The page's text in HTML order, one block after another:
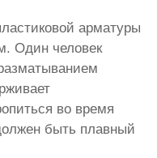
арматуры
Один человек
во время
быть плавный